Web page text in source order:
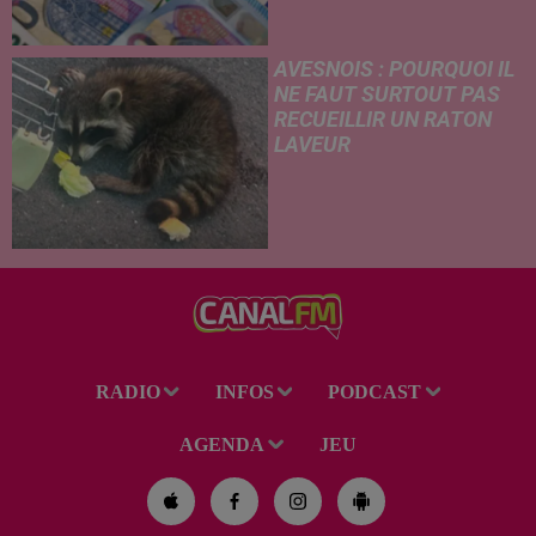
AVESNOIS : POURQUOI IL
NE FAUT SURTOUT PAS
RECUEILLIR UN RATON
LAVEUR
RADIO INFOS PODCAST
AGENDA JEU